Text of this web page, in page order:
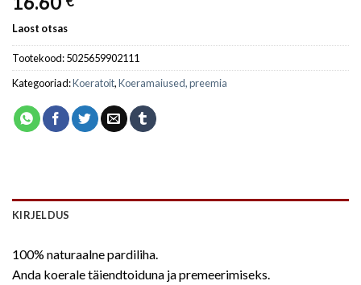
Laost otsas
Tootekood:5025659902111
Kategooriad:Koeratoit,Koeramaiused, preemia
KIRJELDUS
100% naturaalne pardiliha.
Anda koerale täiendtoiduna ja premeerimiseks.